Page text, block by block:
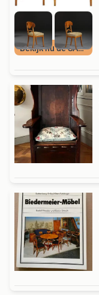
Bekijk nu de SALE